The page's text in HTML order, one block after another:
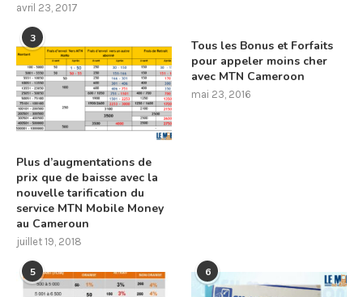
avril 23, 2017
3
Plus d’augmentations de
prix que de baisse avec la
nouvelle tarification du
service MTN Mobile Money
au Cameroun
juillet 19, 2018
Tous les Bonus et Forfaits
pour appeler moins cher
avec MTN Cameroon
mai 23, 2016
5 6